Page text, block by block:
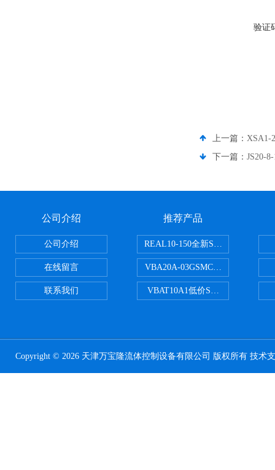
验证
上一篇： XSA1-
下一篇： JS20-
公司介绍
公司介绍
在线留言
联系我们
推荐产品
REAL10-150全新SMC正弦无杆缸
VBA20A-03GSMC增压阀VBA-
VBAT10A1低价SMC储气罐VBAT
Copyright © 2026 天津万宝隆流体控制设备有限公司 版权所有 技术